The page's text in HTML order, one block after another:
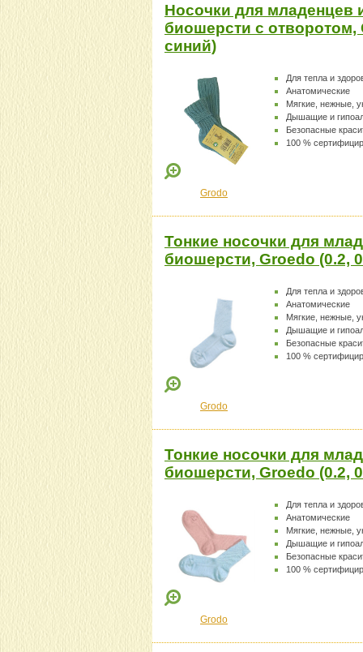
Носочки для младенцев
биошерсти с отворотом,
синий)
Для тепла и
Анатомические
Мягкие, нежные,
Дышащие и
Безопасные
100 %
Grodo
Тонкие носочки для
биошерсти, Groedo (0.2,
Для тепла и
Анатомические
Мягкие, нежные,
Дышащие и
Безопасные
100 %
Grodo
Тонкие носочки для
биошерсти, Groedo (0.2,
Для тепла и
Анатомические
Мягкие, нежные,
Дышащие и
Безопасные
100 %
Grodo